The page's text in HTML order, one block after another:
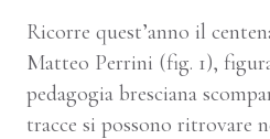
Ricorre quest’anno il
Matteo Perrini (fig. 1),
pedagogia bresciana
tracce si possono ritrovare